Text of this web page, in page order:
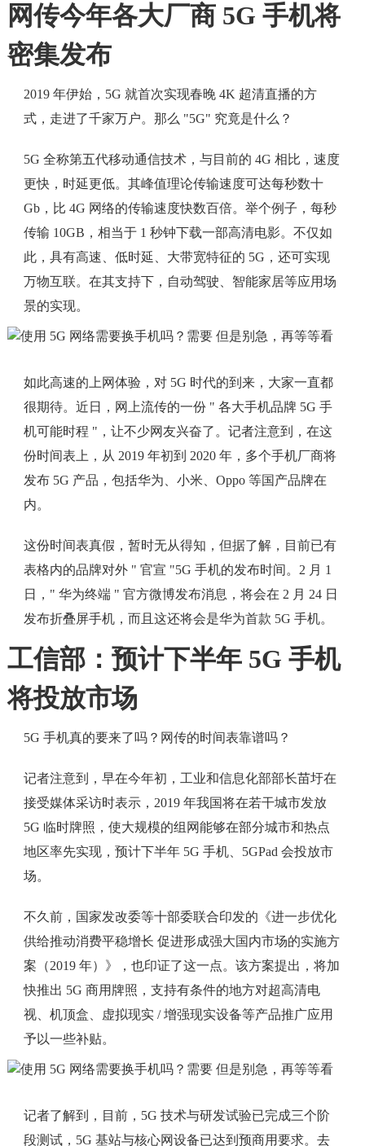
网传今年各大厂商 5G 手机将
密集发布
2019 年伊始，5G 就首次实现春晚 4K 超清直播的方
式，走进了千家万户。那么 "5G" 究竟是什么？
5G 全称第五代移动通信技术，与目前的 4G 相比，速度
更快，时延更低。其峰值理论传输速度可达每秒数十
Gb，比 4G 网络的传输速度快数百倍。举个例子，每秒
传输 10GB，相当于 1 秒钟下载一部高清电影。不仅如
此，具有高速、低时延、大带宽特征的 5G，还可实现
万物互联。在其支持下，自动驾驶、智能家居等应用场
景的实现。
如此高速的上网体验，对 5G 时代的到来，大家一直都
很期待。近日，网上流传的一份 " 各大手机品牌 5G 手
机可能时程 "，让不少网友兴奋了。记者注意到，在这
份时间表上，从 2019 年初到 2020 年，多个手机厂商将
发布 5G 产品，包括华为、小米、Oppo 等国产品牌在
内。
这份时间表真假，暂时无从得知，但据了解，目前已有
表格内的品牌对外 " 官宣 "5G 手机的发布时间。2 月 1
日，" 华为终端 " 官方微博发布消息，将会在 2 月 24 日
发布折叠屏手机，而且这还将会是华为首款 5G 手机。
工信部：预计下半年 5G 手机
将投放市场
5G 手机真的要来了吗？网传的时间表靠谱吗？
记者注意到，早在今年初，工业和信息化部部长苗圩在
接受媒体采访时表示，2019 年我国将在若干城市发放
5G 临时牌照，使大规模的组网能够在部分城市和热点
地区率先实现，预计下半年 5G 手机、5GPad 会投放市
场。
不久前，国家发改委等十部委联合印发的《进一步优化
供给推动消费平稳增长 促进形成强大国内市场的实施方
案（2019 年）》，也印证了这一点。该方案提出，将加
快推出 5G 商用牌照，支持有条件的地方对超高清电
视、机顶盒、虚拟现实 / 增强现实设备等产品推广应用
予以一些补贴。
记者了解到，目前，5G 技术与研发试验已完成三个阶
段测试，5G 基站与核心网设备已达到预商用要求。去